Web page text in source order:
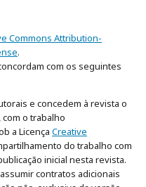
Commons Attribution-
.
com os seguintes
e concedem à revista o
o trabalho
a Licença Creative
do trabalho com
inicial nesta revista.
contratos adicionais